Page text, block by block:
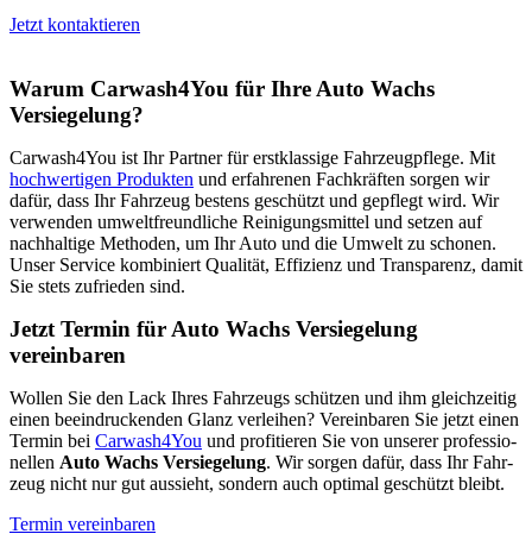
Jetzt kon­tak­tie­ren
Warum Carwash4You für Ihre Auto Wachs
Versiegelung?
Carwash4You ist Ihr Part­ner für erst­klas­si­ge Fahr­zeug­pfle­ge. Mit
hoch­wer­ti­gen Pro­duk­ten und erfah­re­nen Fach­kräf­ten sor­gen wir
dafür, dass Ihr Fahr­zeug bes­tens geschützt und gepflegt wird. Wir
ver­wen­den umwelt­freund­li­che Rei­ni­gungs­mit­tel und set­zen auf
nach­hal­ti­ge Metho­den, um Ihr Auto und die Umwelt zu scho­nen.
Unser Ser­vice kom­bi­niert Qua­li­tät, Effi­zi­enz und Trans­pa­renz, damit
Sie stets zufrie­den sind.
Jetzt Termin für Auto Wachs Versiegelung
vereinbaren
Wol­len Sie den Lack Ihres Fahr­zeugs schüt­zen und ihm gleich­zei­tig
einen beein­dru­cken­den Glanz ver­lei­hen? Ver­ein­ba­ren Sie jetzt einen
Ter­min bei Carwash4You und pro­fi­tie­ren Sie von unse­rer pro­fes­sio­
nel­len Auto Wachs Ver­sie­ge­lung. Wir sor­gen dafür, dass Ihr Fahr­
zeug nicht nur gut aus­sieht, son­dern auch opti­mal geschützt bleibt.
Ter­min vereinbaren